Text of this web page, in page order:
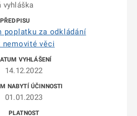
vyhláška
poplatku za odkládání
nemovité věci
14.12.2022
01.01.2023